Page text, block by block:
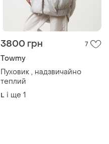
Пуховик , надзвичайно
теплий
L і ще 1